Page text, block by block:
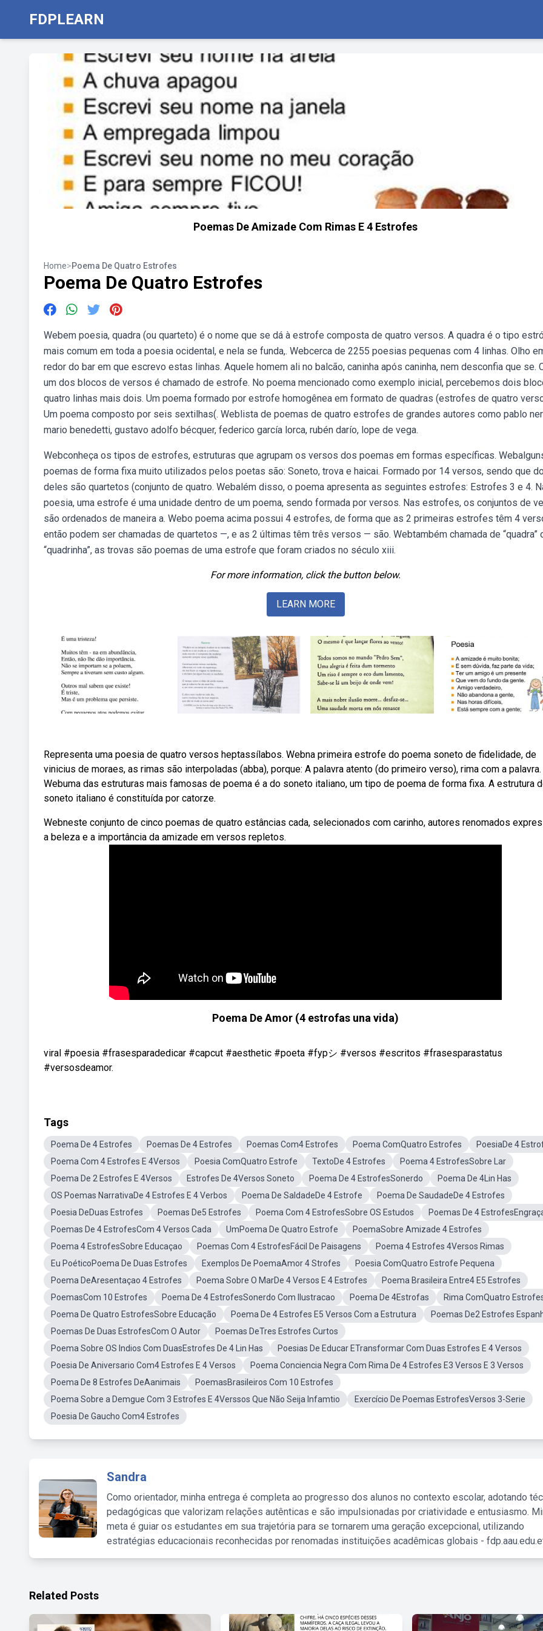
FDPLEARN
Poemas De Amizade Com Rimas E 4 Estrofes
Home>Poema De Quatro Estrofes
Poema De Quatro Estrofes
Webem poesia, quadra (ou quarteto) é o nome que se dá à estrofe composta de quatro versos. A quadra é o tipo
mais comum em toda a poesia ocidental, e nela se funda,. Webcerca de 2255 poesias pequenas com 4 linhas. Olho
redor do bar em que escrevo estas linhas. Aquele homem ali no balcão, caninha após caninha, nem desconfia que se.
um dos blocos de versos é chamado de estrofe. No poema mencionado como exemplo inicial, percebemos dois
quatro linhas mais dois. Um poema formado por estrofe homogênea em formato de quadras (estrofes de quatro
Um poema composto por seis sextilhas(. Weblista de poemas de quatro estrofes de grandes autores como pablo
mario benedetti, gustavo adolfo bécquer, federico garcía lorca, rubén darío, lope de vega.
Webconheça os tipos de estrofes, estruturas que agrupam os versos dos poemas em formas específicas.
poemas de forma fixa muito utilizados pelos poetas são: Soneto, trova e haicai. Formado por 14 versos, sendo que
deles são quartetos (conjunto de quatro. Webalém disso, o poema apresenta as seguintes estrofes: Estrofes 3 e 4.
poesia, uma estrofe é uma unidade dentro de um poema, sendo formada por versos. Nas estrofes, os conjuntos de
são ordenados de maneira a. Webo poema acima possui 4 estrofes, de forma que as 2 primeiras estrofes têm 4
então podem ser chamadas de quartetos —, e as 2 últimas têm três versos — são. Webtambém chamada de “quadra”
“quadrinha”, as trovas são poemas de uma estrofe que foram criados no século xiii.
For more information, click the button below.
LEARN MORE
Representa uma poesia de quatro versos heptassílabos. Webna primeira estrofe do poema soneto de fidelidade, de
vinicius de moraes, as rimas são interpoladas (abba), porque: A palavra atento (do primeiro verso), rima com a palavra.
Webuma das estruturas mais famosas de poema é a do soneto italiano, um tipo de poema de forma fixa. A estrutura
soneto italiano é constituída por catorze.
Webneste conjunto de cinco poemas de quatro estâncias cada, selecionados com carinho, autores renomados
a beleza e a importância da amizade em versos repletos.
Poema De Amor (4 estrofas una vida)
viral #poesia #frasesparadedicar #capcut #aesthetic #poeta #fypシ #versos #escritos #frasesparastatus
#versosdeamor.
Tags
Poema De 4 Estrofes Poemas De 4 Estrofes Poemas Com4 Estrofes Poema ComQuatro Estrofes
PoesiaDe 4
Poema Com 4 Estrofes E 4Versos
Poesia ComQuatro Estrofe TextoDe 4 Estrofes
Poema 4 EstrofesSobre Lar
Poema De 2 Estrofes E 4Versos
Estrofes De 4Versos Soneto Poema De 4 EstrofesSonerdo
Poema De 4Lin Has
OS Poemas NarrativaDe 4 Estrofes E 4 Verbos
Poema De SaldadeDe 4 Estrofe
Poema De SaudadeDe 4 Estrofes
Poesia DeDuas Estrofes
Poemas De5 Estrofes Poema Com 4 EstrofesSobre OS Estudos
Poemas De 4
Poemas De 4 EstrofesCom 4 Versos Cada
UmPoema De Quatro Estrofe
PoemaSobre Amizade 4 Estrofes
Poema 4 EstrofesSobre Educaçao
Poemas Com 4 EstrofesFácil De Paisagens
Poema 4 Estrofes 4Versos Rimas
Eu PoéticoPoema De Duas Estrofes
Exemplos De PoemaAmor 4 Strofes
Poesia ComQuatro Estrofe Pequena
Poema DeAresentaçao 4 Estrofes
Poema Sobre O MarDe 4 Versos E 4 Estrofes
Poema Brasileira Entre4 E5 Estrofes
PoemasCom 10 Estrofes
Poema De 4 EstrofesSonerdo Com Ilustracao Poema De 4Estrofas
Rima ComQuatro
Poema De Quatro EstrofesSobre Educação
Poema De 4 Estrofes E5 Versos Com a Estrutura
Poemas De2 Estrofes
Poemas De Duas EstrofesCom O Autor
Poemas DeTres Estrofes Curtos
Poema Sobre OS Indios Com DuasEstrofes De 4 Lin Has
Poesias De Educar ETransformar Com Duas Estrofes E 4 Versos
Poesia De Aniversario Com4 Estrofes E 4 Versos
Poema Conciencia Negra Com Rima De 4 Estrofes E3 Versos E 3 Versos
Poema De 8 Estrofes DeAanimais
PoemasBrasileiros Com 10 Estrofes
Poema Sobre a Demgue Com 3 Estrofes E 4Verssos Que Não Seija Infamtio
Exercício De Poemas EstrofesVersos 3-Serie
Poesia De Gaucho Com4 Estrofes
Sandra
Como orientador, minha entrega é completa ao progresso dos alunos no contexto escolar, adotando
pedagógicas que valorizam relações autênticas e são impulsionadas por criatividade e entusiasmo.
meta é guiar os estudantes em sua trajetória para se tornarem uma geração excepcional, utilizando
estratégias educacionais reconhecidas por renomadas instituições acadêmicas globais -
Related Posts